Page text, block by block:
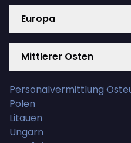
Europa
Mittlerer Osten
Personalvermittlung
Polen
Litauen
Ungarn